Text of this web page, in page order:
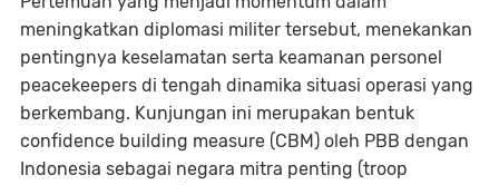
meningkatkan diplomasi militer tersebut, menekankan
pentingnya keselamatan serta keamanan personel
peacekeepers di tengah dinamika situasi operasi yang
berkembang. Kunjungan ini merupakan bentuk
confidence building measure (CBM) oleh PBB dengan
Indonesia sebagai negara mitra penting (troop